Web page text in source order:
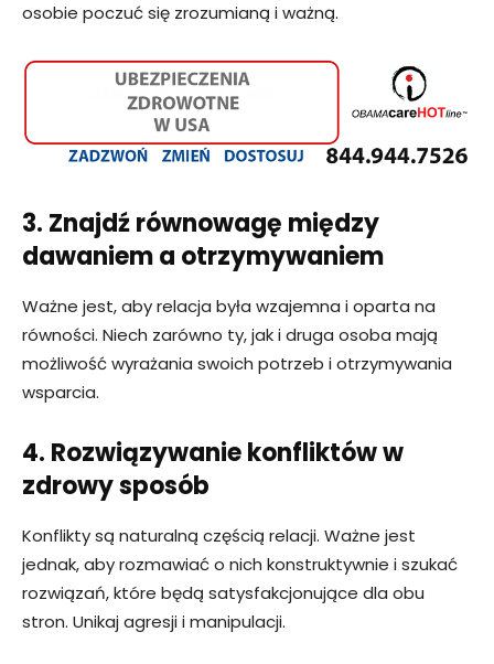
osobie poczuć się zrozumianą i ważną.
3. Znajdź równowagę między
dawaniem a otrzymywaniem
Ważne jest, aby relacja była wzajemna i oparta na
równości. Niech zarówno ty, jak i druga osoba mają
możliwość wyrażania swoich potrzeb i otrzymywania
wsparcia.
4. Rozwiązywanie konfliktów w
zdrowy sposób
Konflikty są naturalną częścią relacji. Ważne jest
jednak, aby rozmawiać o nich konstruktywnie i szukać
rozwiązań, które będą satysfakcjonujące dla obu
stron. Unikaj agresji i manipulacji.